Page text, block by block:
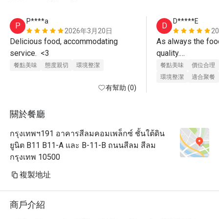
P
P****a
2026年3月20日
Delicious food, accommodating
service.  <3
餐點美味 態度親切 環境整潔
有幫助 (0)
D
D*****E
As always the
quality.
Beef Burger
was delicious,
recommended.
餐點美味
價位合理
環境整潔
適合聚餐
關於餐廳
กรุงเทพฯ191 อาคารสีลมคอมเพล็กซ์ ชั้นใต้ดิน
ยูนิต B11 B11-A และ B-11-B ถนนสีลม สีลม
กรุงเทพ 10500
複製地址
商戶介紹